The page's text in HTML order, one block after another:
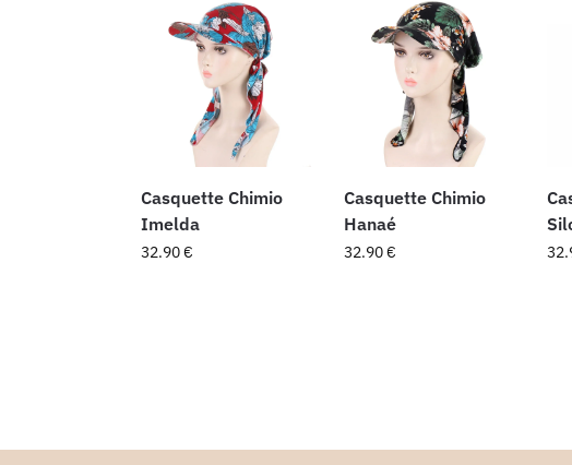
Casquette Chimio
Imelda
32.90€
Casquette Chimio
Hanaé
32.90€